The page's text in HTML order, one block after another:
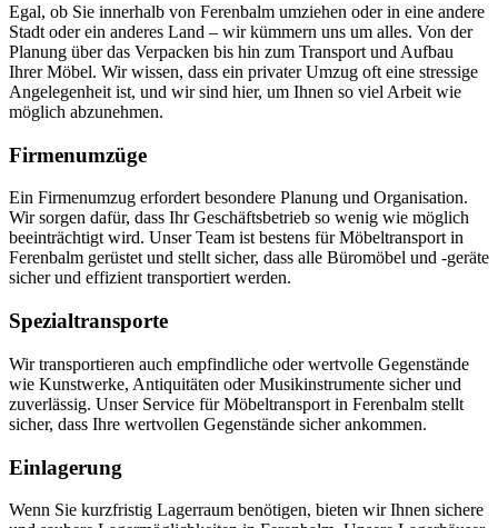
Egal, ob Sie innerhalb von Ferenbalm umziehen oder in eine andere
Stadt oder ein anderes Land – wir kümmern uns um alles. Von der
Planung über das Verpacken bis hin zum Transport und Aufbau
Ihrer Möbel. Wir wissen, dass ein privater Umzug oft eine stressige
Angelegenheit ist, und wir sind hier, um Ihnen so viel Arbeit wie
möglich abzunehmen.
Firmenumzüge
Ein Firmenumzug erfordert besondere Planung und Organisation.
Wir sorgen dafür, dass Ihr Geschäftsbetrieb so wenig wie möglich
beeinträchtigt wird. Unser Team ist bestens für Möbeltransport in
Ferenbalm gerüstet und stellt sicher, dass alle Büromöbel und -geräte
sicher und effizient transportiert werden.
Spezialtransporte
Wir transportieren auch empfindliche oder wertvolle Gegenstände
wie Kunstwerke, Antiquitäten oder Musikinstrumente sicher und
zuverlässig. Unser Service für Möbeltransport in Ferenbalm stellt
sicher, dass Ihre wertvollen Gegenstände sicher ankommen.
Einlagerung
Wenn Sie kurzfristig Lagerraum benötigen, bieten wir Ihnen sichere